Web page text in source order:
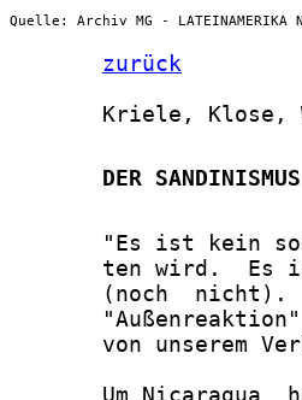
Quelle: Archiv MG -
zurück
Kriele, Klose,
DER